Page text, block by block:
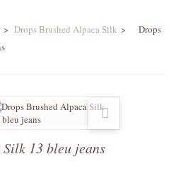
> Drops Brushed Alpaca Silk >
Drops
13 bleu jeans